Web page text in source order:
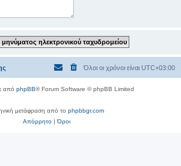
Όλοι οι χρόνοι είναι UTC+03:00
από phpBB® Forum Software © phpBB Limited
μετάφραση από το phpbbgr.com
Απόρρητο|Όροι